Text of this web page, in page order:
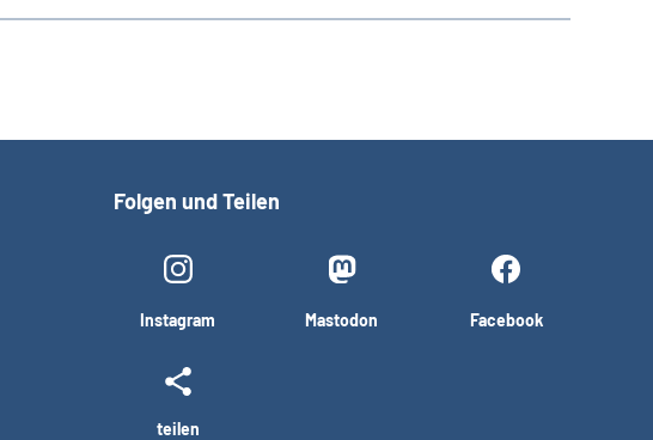
Folgen und Teilen
Instagram Mastodon Facebook
teilen